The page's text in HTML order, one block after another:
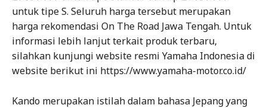
untuk tipe S. Seluruh harga tersebut merupakan
harga rekomendasi On The Road Jawa Tengah. Untuk
informasi lebih lanjut terkait produk terbaru,
silahkan kunjungi website resmi Yamaha Indonesia di
website berikut ini https://www.yamaha-motor.co.id/
Kando merupakan istilah dalam bahasa Jepang yang